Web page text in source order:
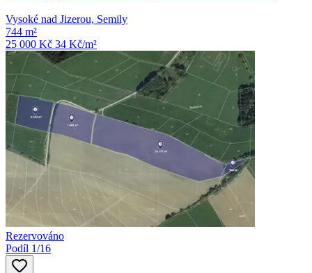
Vysoké nad Jizerou, Semily
744 m²
25 000 Kč 34 Kč/m²
Rezervováno
Podíl 1/16